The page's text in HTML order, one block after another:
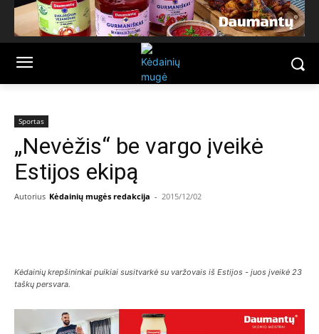
Sportas
„Nevėžis“ be vargo įveikė
Estijos ekipą
Autorius Kėdainių mugės redakcija - 2015/12/02
Kėdainių krepšininkai puikiai susitvarkė su varžovais iš Estijos - juos įveikė 23
taškų persvara.